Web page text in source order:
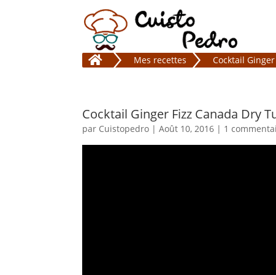
 Mes recettes Cocktail
Cocktail Ginger Fizz Canada Dry
par Cuistopedro |Août 10, 2016 | 1